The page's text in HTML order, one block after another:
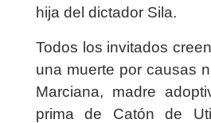
hija del dictador Sila.
Todos los invitados
una muerte por causas
Marciana, madre
prima de Catón de